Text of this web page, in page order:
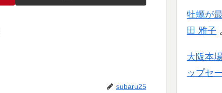
subaru25
牡蠣が
田 雅子
大阪本
ップセ